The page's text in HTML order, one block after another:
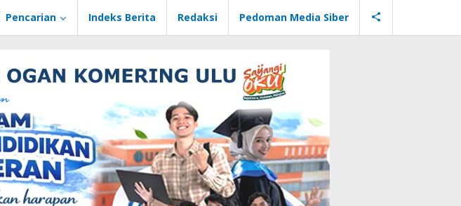
Pencarian Indeks Berita Redaksi Pedoman Media Siber